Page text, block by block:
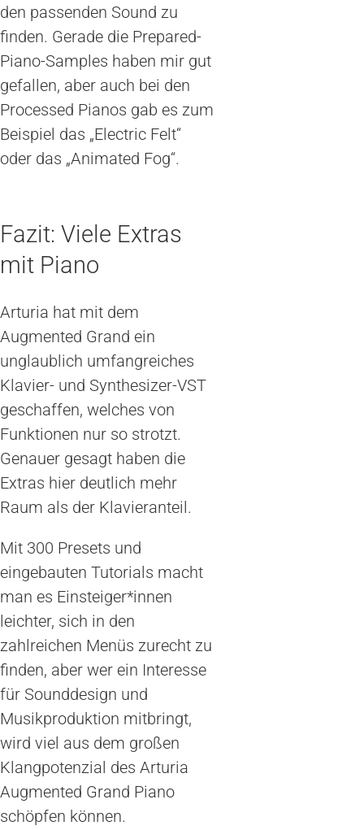
den passenden Sound zu
finden. Gerade die Prepared-
Piano-Samples haben mir gut
gefallen, aber auch bei den
Processed Pianos gab es zum
Beispiel das „Electric Felt“
oder das „Animated Fog“.
Fazit: Viele Extras
mit Piano
Arturia hat mit dem
Augmented Grand ein
unglaublich umfangreiches
Klavier- und Synthesizer-VST
geschaffen, welches von
Funktionen nur so strotzt.
Genauer gesagt haben die
Extras hier deutlich mehr
Raum als der Klavieranteil.
Mit 300 Presets und
eingebauten Tutorials macht
man es Einsteiger*innen
leichter, sich in den
zahlreichen Menüs zurecht zu
finden, aber wer ein Interesse
für Sounddesign und
Musikproduktion mitbringt,
wird viel aus dem großen
Klangpotenzial des Arturia
Augmented Grand Piano
schöpfen können.